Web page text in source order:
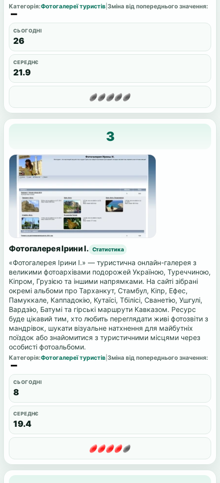
Категорія:Фотогалереї туристів Зміна від попереднього значення:
СЬОГОДНІ
26
СЕРЕДНЄ
21.9
3
Фотогалерея Ірини І. Статистика
«Фотогалерея Ірини І.» — туристична онлайн-галерея з
великими фотоархівами подорожей Україною, Туреччиною,
Кіпром, Грузією та іншими напрямками. На сайті зібрані
окремі альбоми про Тарханкут, Стамбул, Кіпр, Ефес,
Памуккале, Каппадокію, Кутаїсі, Тбілісі, Сванетію, Ушгулі,
Вардзію, Батумі та гірські маршрути Кавказом. Ресурс
буде цікавий тим, хто любить переглядати живі фотозвіти з
мандрівок, шукати візуальне натхнення для майбутніх
поїздок або знайомитися з туристичними місцями через
особисті фотоальбоми.
Категорія:Фотогалереї туристів Зміна від попереднього значення:
СЬОГОДНІ
8
СЕРЕДНЄ
19.4